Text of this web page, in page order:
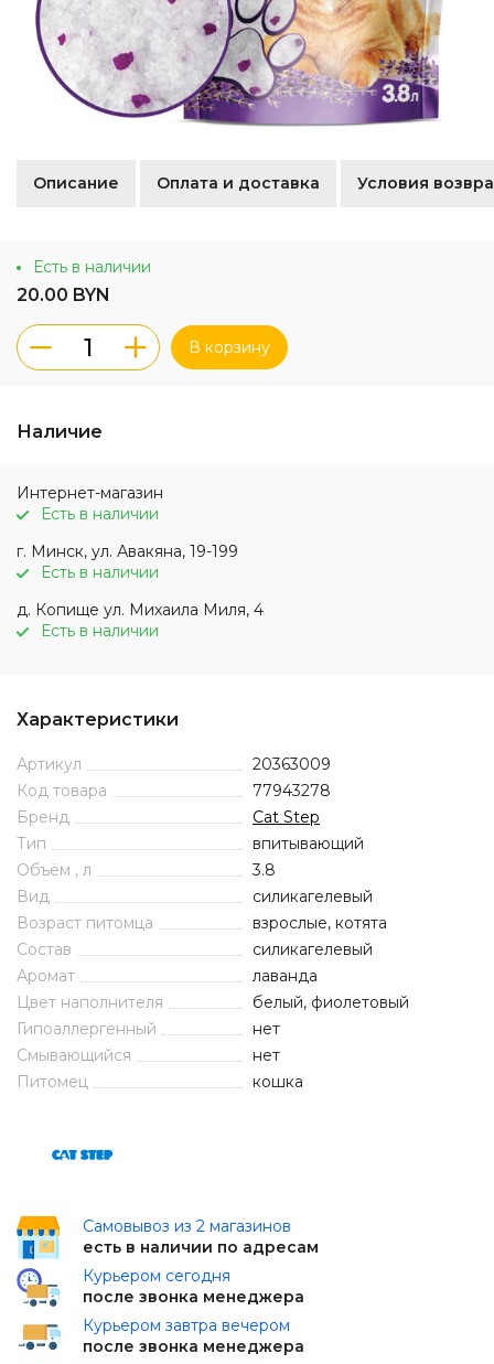
Описание Оплата и доставка Условия
Есть в наличии
20.00 BYN
В корзину
Наличие
Интернет-магазин
Есть в наличии
г. Минск, ул. Авакяна, 19-199
Есть в наличии
д. Копище ул. Михаила Миля, 4
Есть в наличии
Характеристики
Артикул
20363009
Код товара
77943278
Бренд
Cat Step
Тип
впитывающий
Объём , л
3.8
Вид
силикагелевый
Возраст питомца
взрослые, котята
Состав
силикагелевый
Аромат
лаванда
Цвет наполнителя
белый, фиолетовый
Гипоаллергенный
нет
Смывающийся
нет
Питомец
кошка
Самовывоз из 2 магазинов
есть в наличии по адресам
Курьером сегодня
после звонка менеджера
Курьером завтра вечером
после звонка менеджера